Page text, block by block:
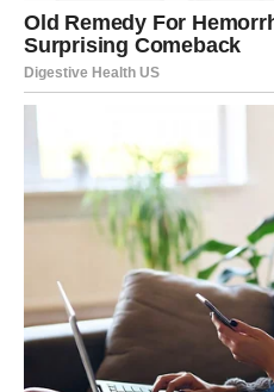
Danas učite da ljubav ne sme
osećali da morate da se
svoje potrebe, da se
danas prestaje.
Vi ste znak koji daje toplinu,
danas shvatate da vaša
Ne želite obožavanje bez
Ne želite pažnju bez
Ne želite strast bez lojalnosti.